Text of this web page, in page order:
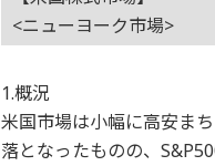
<ニューヨーク市場>
1.概況
米国市場は小幅に高安ま
落となったものの、